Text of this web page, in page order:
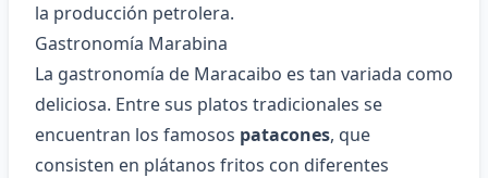
la producción petrolera.
Gastronomía Marabina
La gastronomía de Maracaibo es tan variada como
deliciosa. Entre sus platos tradicionales se
encuentran los famosos patacones, que
consisten en plátanos fritos con diferentes